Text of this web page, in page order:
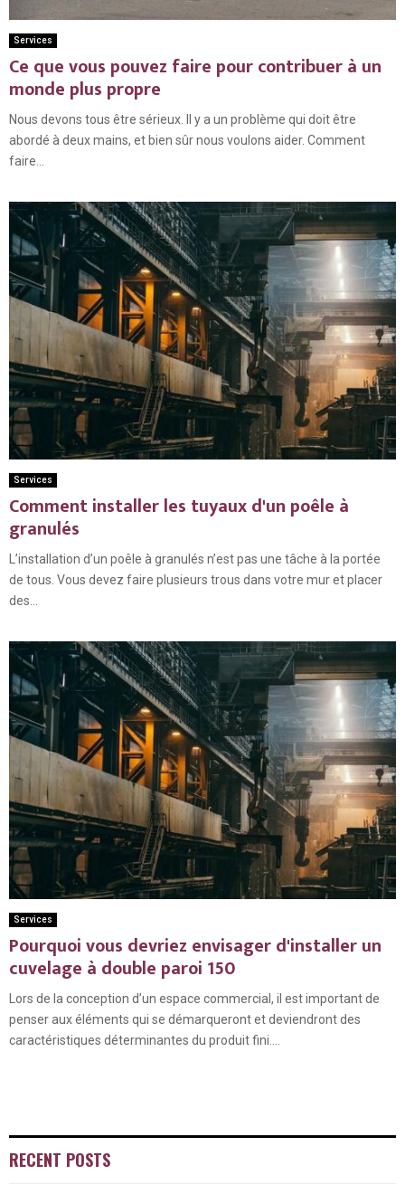
Services
Ce que vous pouvez faire pour contribuer à un
monde plus propre
Nous devons tous être sérieux. Il y a un problème qui doit être
abordé à deux mains, et bien sûr nous voulons aider. Comment
faire...
Services
Comment installer les tuyaux d'un poêle à
granulés
L’installation d’un poêle à granulés n’est pas une tâche à la portée
de tous. Vous devez faire plusieurs trous dans votre mur et placer
des...
Services
Pourquoi vous devriez envisager d'installer un
cuvelage à double paroi 150
Lors de la conception d’un espace commercial, il est important de
penser aux éléments qui se démarqueront et deviendront des
caractéristiques déterminantes du produit fini....
RECENT POSTS